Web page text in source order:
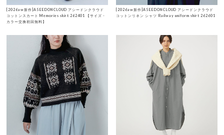
[2026aw新作]ASEEDONCLOUD アシードンクラウド
コットンスカート Memories skirt 262401 【サイズ・
カラー交換初回無料】
[2026aw新作]ASEEDONCLOUD アシードンクラウド
コットンリネン シャツ Railway uniform shirt 262601